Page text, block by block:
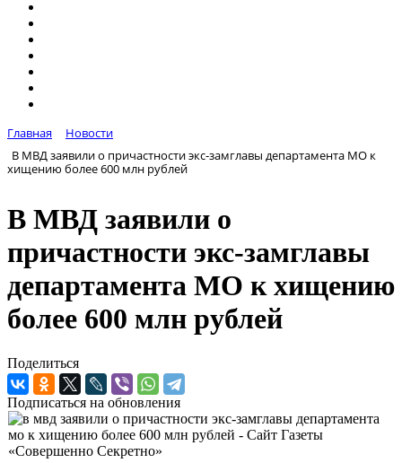
Главная
Новости
В МВД заявили о причастности экс-замглавы департамента МО к
хищению более 600 млн рублей
В МВД заявили о
причастности экс-замглавы
департамента МО к хищению
более 600 млн рублей
Поделиться
Подписаться на обновления